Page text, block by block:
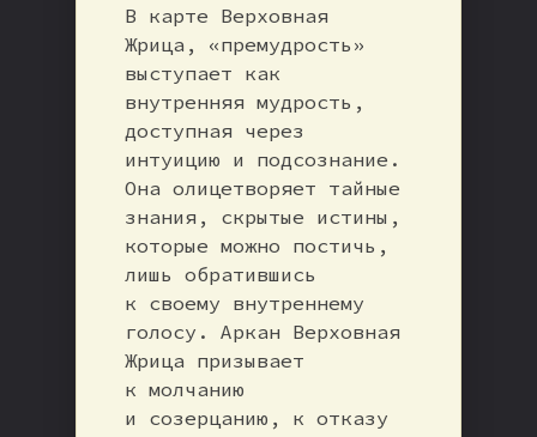
В карте Верховная
Жрица, «премудрость»
выступает как
внутренняя мудрость,
доступная через
интуицию и подсознание.
Она олицетворяет тайные
знания, скрытые истины,
которые можно постичь,
лишь обратившись
к своему внутреннему
голосу. Аркан Верховная
Жрица призывает
к молчанию
и созерцанию, к отказу